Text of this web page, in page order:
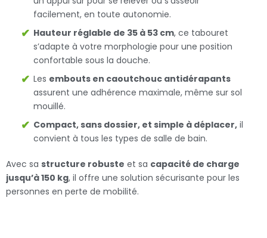
facilement, en toute autonomie.
Hauteur réglable de 35 à 53 cm, ce tabouret
s’adapte à votre morphologie pour une position
confortable sous la douche.
Les embouts en caoutchouc antidérapants
assurent une adhérence maximale, même sur sol
mouillé.
Compact, sans dossier, et simple à déplacer, il
convient à tous les types de salle de bain.
Avec sa structure robuste et sa capacité de charge
jusqu’à 150 kg, il offre une solution sécurisante pour les
personnes en perte de mobilité.